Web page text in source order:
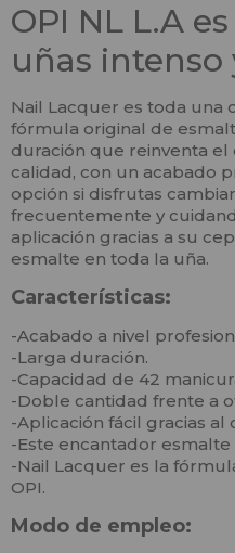
OPI NL L.A
uñas
Nail Lacquer es toda una
fórmula original de
duración que reinventa
calidad, con un acabado
opción si disfrutas
frecuentemente y
aplicación gracias a su
esmalte en toda la uña.
Características:
-Acabado a nivel
-Larga duración.
-Capacidad de 42
-Doble cantidad frente a
-Aplicación fácil gracias al
-Este encantador
-Nail Lacquer es la
OPI.
Modo de empleo: